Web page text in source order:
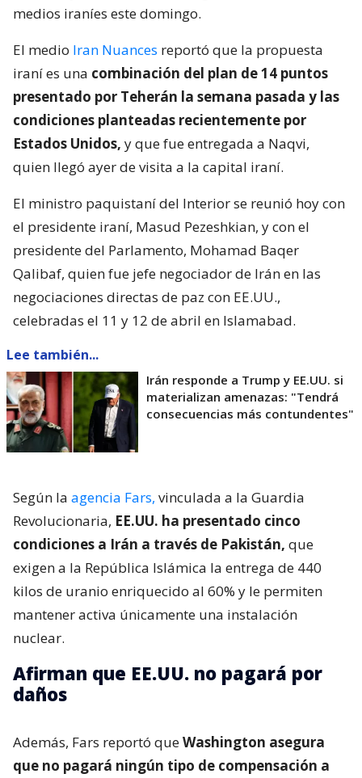
medios iraníes este domingo.
El medio Iran Nuances reportó que la propuesta
iraní es una combinación del plan de 14 puntos
presentado por Teherán la semana pasada y las
condiciones planteadas recientemente por
Estados Unidos, y que fue entregada a Naqvi,
quien llegó ayer de visita a la capital iraní.
El ministro paquistaní del Interior se reunió hoy con
el presidente iraní, Masud Pezeshkian, y con el
presidente del Parlamento, Mohamad Baqer
Qalibaf, quien fue jefe negociador de Irán en las
negociaciones directas de paz con EE.UU.,
celebradas el 11 y 12 de abril en Islamabad.
Lee también...
Irán responde a Trump y EE.UU. si
materializan amenazas: "Tendrá
consecuencias más contundentes"
Según la agencia Fars, vinculada a la Guardia
Revolucionaria, EE.UU. ha presentado cinco
condiciones a Irán a través de Pakistán, que
exigen a la República Islámica la entrega de 440
kilos de uranio enriquecido al 60% y le permiten
mantener activa únicamente una instalación
nuclear.
Afirman que EE.UU. no pagará por
daños
Además, Fars reportó queWashington asegura
que no pagará ningún tipo de compensación a